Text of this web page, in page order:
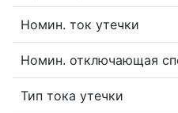
Номин. ток утечки
Номин. отключающая
Тип тока утечки